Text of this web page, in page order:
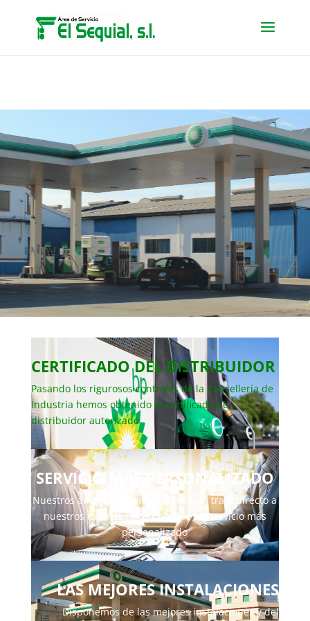
CERTIFICADO DEL DISTRIBUIDOR
Pasando los rigurosos controles de la Consellería de
Industria hemos obtenido el certificado de
distribuidor autorizado
SERVICIO MÁS PERSONALIZADO
Nuestros años de experiencia, con un trato directo a
nuestros clientes hacen posible un servicio más
personalizado
LAS MEJORES INSTALACIONES
Disponemos de las mejores instalaciones y del